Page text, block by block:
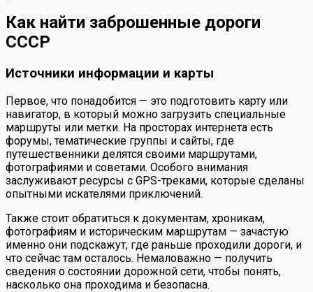
Как найти заброшенные дороги
СССР
Источники информации и карты
Первое, что понадобится — это подготовить карту или
навигатор, в который можно загрузить специальные
маршруты или метки. На просторах интернета есть
форумы, тематические группы и сайты, где
путешественники делятся своими маршрутами,
фотографиями и советами. Особого внимания
заслуживают ресурсы с GPS-треками, которые сделаны
опытными искателями приключений.
Также стоит обратиться к документам, хроникам,
фотографиям и историческим маршрутам — зачастую
именно они подскажут, где раньше проходили дороги, и
что сейчас там осталось. Немаловажно — получить
сведения о состоянии дорожной сети, чтобы понять,
насколько она проходима и безопасна.